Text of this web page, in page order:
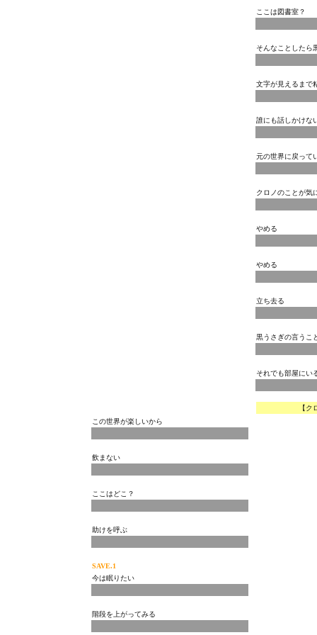
ここは図書室？
そんなことしたら
文字が見えるまで
誰にも話しかけな
元の世界に戻って
クロノのことが気
やめる
やめる
立ち去る
黒うさぎの言うこ
それでも部屋にい
【ク
この世界が楽しいから
飲まない
ここはどこ？
助けを呼ぶ
SAVE.1
今は眠りたい
階段を上がってみる